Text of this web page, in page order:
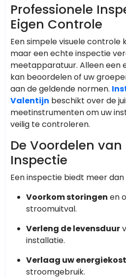
Professionele
Eigen Controle
Een simpele visuele controle
maar een echte inspectie
meetapparatuur. Alleen een
kan beoordelen of uw
aan de geldende normen.
Valentijn beschikt over de
meetinstrumenten om uw
veilig te controleren.
De Voordelen
Inspectie
Een inspectie biedt meer
Voorkom storingen en
stroomuitval.
Verleng de levensduur
installatie.
Verlaag uw
stroomgebruik.